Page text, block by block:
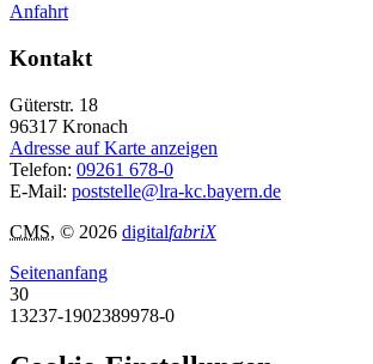
Anfahrt
Kontakt
Güterstr. 18
96317 Kronach
Adresse auf Karte anzeigen
Telefon: 09261 678-0
E-Mail: poststelle@lra-kc.bayern.de
CMS, © 2026 digitalfabriX
Seitenanfang
30
13237-1902389978-0